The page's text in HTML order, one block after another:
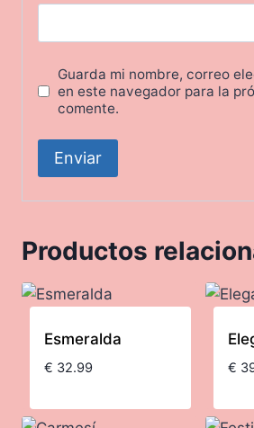
Guarda mi nombre, correo
en este navegador para la
comente.
Productos
Esmeralda
€ 32.99 €